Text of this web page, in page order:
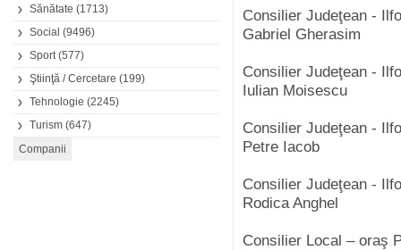
Sănătate (1713)
Social (9496)
Sport(577)
Ştiinţă / Cercetare (199)
Tehnologie (2245)
Turism (647)
Consilier Judeţean -
Gabriel Gherasim
Consilier Judeţean -
Iulian Moisescu
Consilier Judeţean -
Petre Iacob
Consilier Judeţean -
Rodica Anghel
Consilier Local – oraş